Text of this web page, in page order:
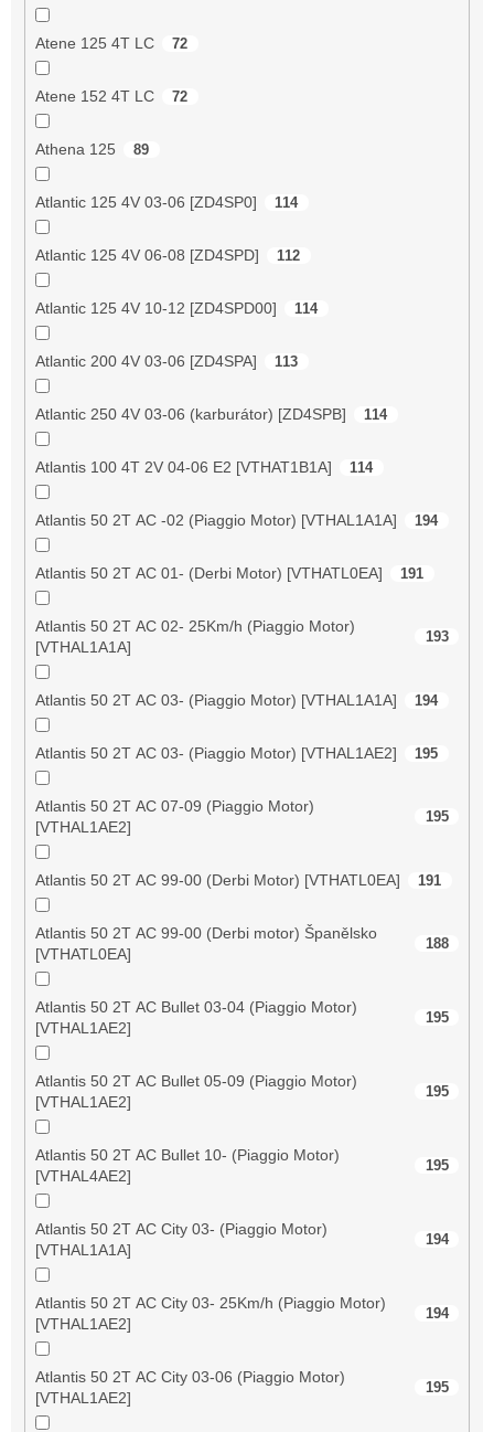
Atene 125 4T LC 72
Atene 152 4T LC 72
Athena 125 89
Atlantic 125 4V 03-06 [ZD4SP0] 114
Atlantic 125 4V 06-08 [ZD4SPD] 112
Atlantic 125 4V 10-12 [ZD4SPD00] 114
Atlantic 200 4V 03-06 [ZD4SPA] 113
Atlantic 250 4V 03-06 (karburátor) [ZD4SPB] 114
Atlantis 100 4T 2V 04-06 E2 [VTHAT1B1A] 114
Atlantis 50 2T AC -02 (Piaggio Motor) [VTHAL1A1A] 194
Atlantis 50 2T AC 01- (Derbi Motor) [VTHATL0EA] 191
Atlantis 50 2T AC 02- 25Km/h (Piaggio Motor)
[VTHAL1A1A]
193
Atlantis 50 2T AC 03- (Piaggio Motor) [VTHAL1A1A] 194
Atlantis 50 2T AC 03- (Piaggio Motor) [VTHAL1AE2] 195
Atlantis 50 2T AC 07-09 (Piaggio Motor)
[VTHAL1AE2]
195
Atlantis 50 2T AC 99-00 (Derbi Motor) [VTHATL0EA] 191
Atlantis 50 2T AC 99-00 (Derbi motor) Španělsko
[VTHATL0EA]
188
Atlantis 50 2T AC Bullet 03-04 (Piaggio Motor)
[VTHAL1AE2]
195
Atlantis 50 2T AC Bullet 05-09 (Piaggio Motor)
[VTHAL1AE2]
195
Atlantis 50 2T AC Bullet 10- (Piaggio Motor)
[VTHAL4AE2]
195
Atlantis 50 2T AC City 03- (Piaggio Motor)
[VTHAL1A1A]
194
Atlantis 50 2T AC City 03- 25Km/h (Piaggio Motor)
[VTHAL1AE2]
194
Atlantis 50 2T AC City 03-06 (Piaggio Motor)
[VTHAL1AE2]
195